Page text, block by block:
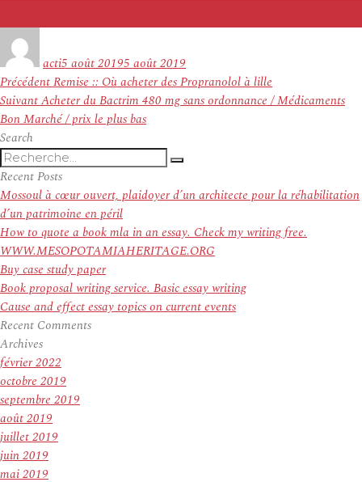
actile
5 août 20195 août 2019
Navigation
de
l’article
PrécédentArticle
précédent :
Remise :: Où acheter des Propranolol à lille
SuivantArticle
suivant :
Acheter du Bactrim 480 mg sans ordonnance / Médicaments
Bon Marché / prix le plus bas
Search
Recherche
pour
:
Recherche
Recent Posts
Mossoul à cœur ouvert, plaidoyer d’un architecte pour la réhabilitation
d’un patrimoine en péril
How to quote a book mla in an essay. Check my writing free.
WWW.MESOPOTAMIAHERITAGE.ORG
Buy case study paper
Book proposal writing service. Basic essay writing
Cause and effect essay topics on current events
Recent Comments
Archives
février 2022
octobre 2019
septembre 2019
août 2019
juillet 2019
juin 2019
mai 2019